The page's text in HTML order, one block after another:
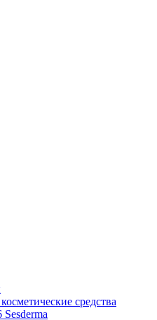
средства